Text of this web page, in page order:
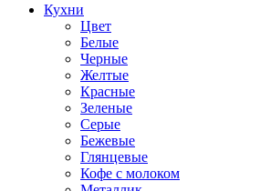
Кухни
Цвет
Белые
Черные
Желтые
Красные
Зеленые
Серые
Бежевые
Глянцевые
Кофе с молоком